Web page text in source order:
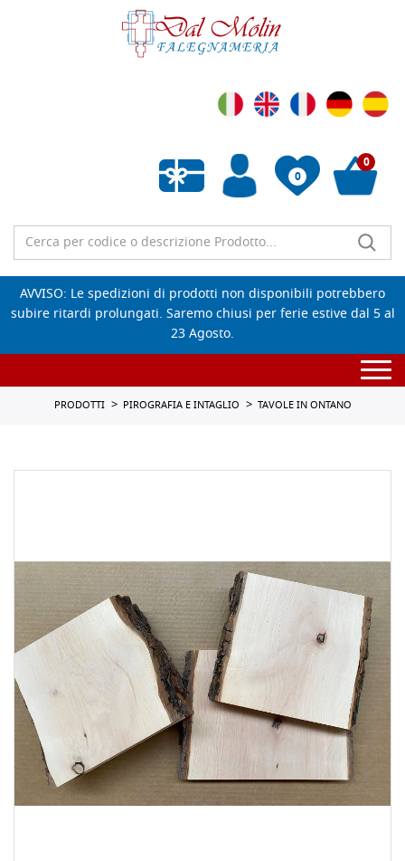
0
Wishlist vuota
0
AVVISO: Le spedizioni di prodotti non disponibili potrebbero
subire ritardi prolungati. Saremo chiusi per ferie estive dal 5 al
23 Agosto.
PRODOTTI PIROGRAFIA E INTAGLIO TAVOLE IN ONTANO